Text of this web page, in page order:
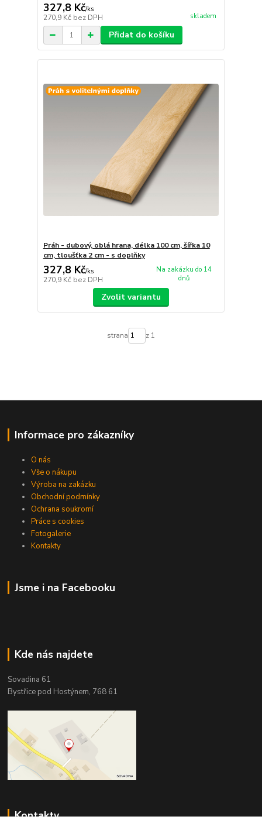
327,8 Kč/ks
270,9 Kč bez DPH skladem
Přidat do košíku
Práh - dubový, oblá hrana, délka 100 cm, šířka 10
cm, tloušťka 2 cm - s doplňky
327,8 Kč/ks
270,9 Kč bez DPH
Na zakázku do 14
dnů
Zvolit variantu
strana z 1
Informace pro zákazníky
O nás
Vše o nákupu
Výroba na zakázku
Obchodní podmínky
Ochrana soukromí
Práce s cookies
Fotogalerie
Kontakty
Jsme i na Facebooku
Kde nás najdete
Sovadina 61
Bystřice pod Hostýnem, 768 61
Kontakty